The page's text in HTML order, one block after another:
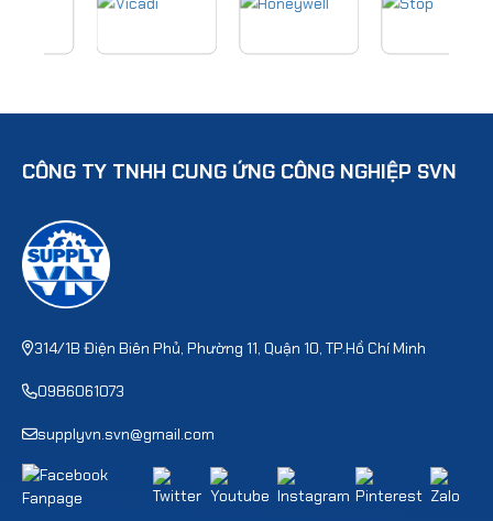
CÔNG TY TNHH CUNG ỨNG CÔNG NGHIỆP SVN
314/1B Điện Biên Phủ, Phường 11, Quận 10, TP.Hồ Chí Minh
0986061073
supplyvn.svn@gmail.com